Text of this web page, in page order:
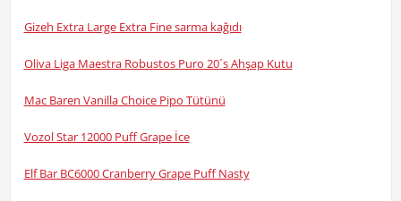
Gizeh Extra Large Extra Fine sarma kağıdı
Oliva Liga Maestra Robustos Puro 20´s Ahşap Kutu
Mac Baren Vanilla Choice Pipo Tütünü
Vozol Star 12000 Puff Grape İce
Elf Bar BC6000 Cranberry Grape Puff Nasty